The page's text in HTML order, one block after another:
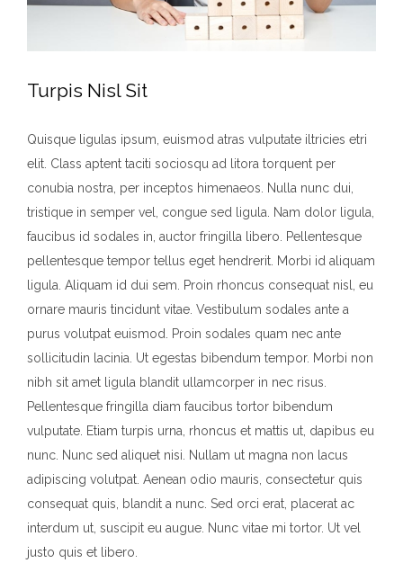
Turpis Nisl Sit
Quisque ligulas ipsum, euismod atras vulputate iltricies etri
elit. Class aptent taciti sociosqu ad litora torquent per
conubia nostra, per inceptos himenaeos. Nulla nunc dui,
tristique in semper vel, congue sed ligula. Nam dolor ligula,
faucibus id sodales in, auctor fringilla libero. Pellentesque
pellentesque tempor tellus eget hendrerit. Morbi id aliquam
ligula. Aliquam id dui sem. Proin rhoncus consequat nisl, eu
ornare mauris tincidunt vitae. Vestibulum sodales ante a
purus volutpat euismod. Proin sodales quam nec ante
sollicitudin lacinia. Ut egestas bibendum tempor. Morbi non
nibh sit amet ligula blandit ullamcorper in nec risus.
Pellentesque fringilla diam faucibus tortor bibendum
vulputate. Etiam turpis urna, rhoncus et mattis ut, dapibus eu
nunc. Nunc sed aliquet nisi. Nullam ut magna non lacus
adipiscing volutpat. Aenean odio mauris, consectetur quis
consequat quis, blandit a nunc. Sed orci erat, placerat ac
interdum ut, suscipit eu augue. Nunc vitae mi tortor. Ut vel
justo quis et libero.